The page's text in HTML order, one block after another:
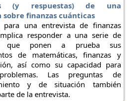
(y respuestas) de una
finanzas cuánticas
para una entrevista de finanzas
responder a una serie de
que ponen a prueba sus
de matemáticas, finanzas y
así como su capacidad para
Las preguntas de
y de situación también
de la entrevista.